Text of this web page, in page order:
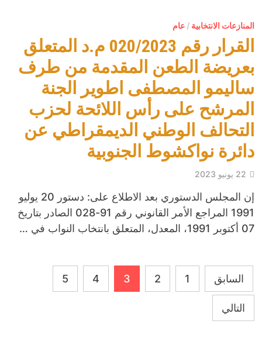
المنازعات الانتخابية /عام
القرار رقم 020/2023 م.د المتعلق
بعريضة الطعن المقدمة من طرف
ساليمو المصطفى اطوير الجنة
المرشح على رأس اللائحة لحزب
التحالف الوطني الديمقراطي عن
دائرة نواكشوط الجنوبية
22 يونيو 2023
إن المجلس الدستوري بعد الاطلاع على: دستور 20 يوليو
1991 المراجع الأمر القانوني رقم 91-028 الصادر بتاريخ
07 أكتوبر 1991، المعدل، المتعلق بانتخاب النواب في …
تصفّح
المقالات
السابق 1
2
3
4
5
التالي